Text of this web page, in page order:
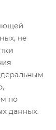
не
по
данных.